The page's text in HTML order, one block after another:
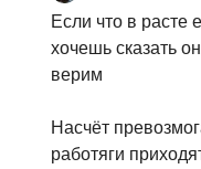
Если что в расте
хочешь сказать
верим
Насчёт
работяги